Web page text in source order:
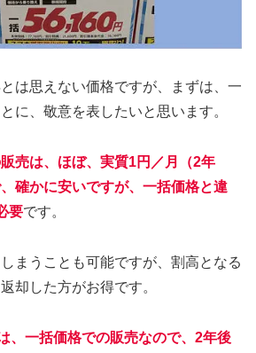
は思えない価格ですが、まずは、一
に、敬意を表したいと思います。
売は、ほぼ、実質1円／月（2年
確かに安いですが、一括価格と違
要です。
まうことも可能ですが、割高となる
却した方がお得です。
、一括価格での販売なので、2年後